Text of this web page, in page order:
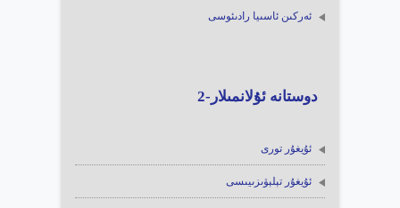
ئەركىن ئاسىيا رادىئوسى
دوستانە ئۇلانمىلار-2
ئۇيغۇر تورى
ئۇيغۇر تېلېۋىزىيىسى